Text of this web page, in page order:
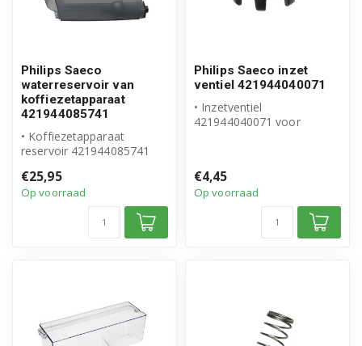
Philips Saeco
waterreservoir van
koffiezetapparaat
421944085741
• Koffiezetapparaat
reservoir 421944085741
product
•...
€25,95
Op voorraad
Philips Saeco inzet
ventiel 421944040071
• Inzetventiel
421944040071 voor
€4,45
Op voorraad